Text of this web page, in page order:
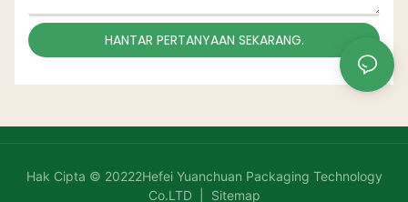
HANTAR PERTANYAAN SEKARANG.
Hak Cipta © 20222Hefei Yuanchuan Packaging Technology
Co.LTD |
Sitemap